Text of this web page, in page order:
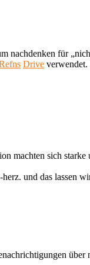
nachdenken für
Drive verwendet.
machten sich
und das lassen
über